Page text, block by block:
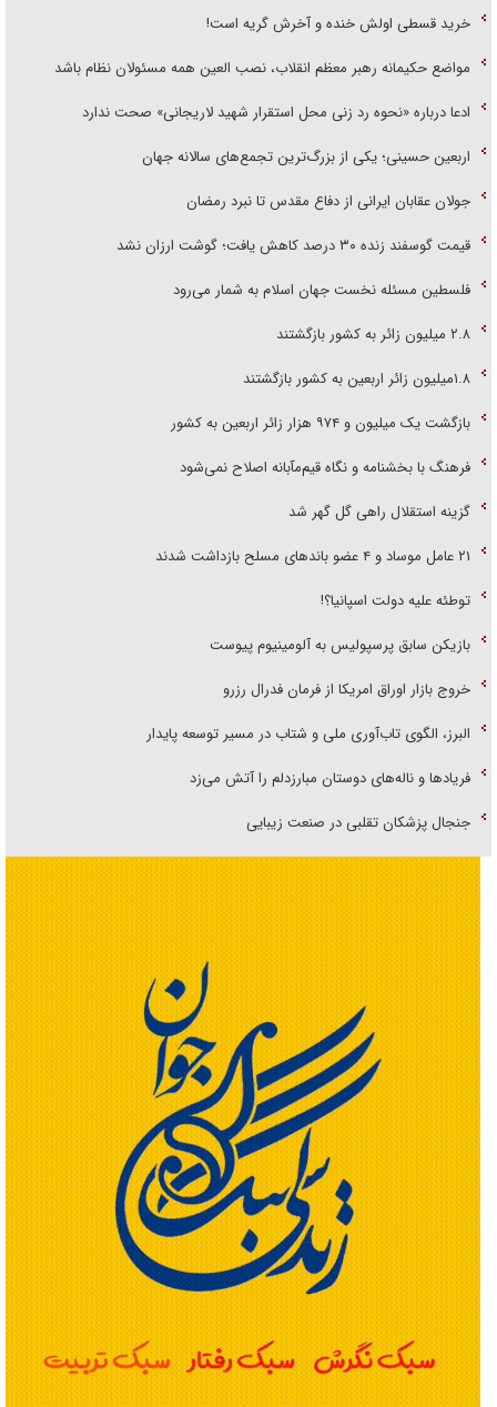
خرید قسطی اولش خنده و آخرش گریه است!
مواضع حکیمانه رهبر معظم انقلاب، نصب العین همه مسئولان نظام باشد
ادعا درباره «نحوه رد زنی محل استقرار شهید لاریجانی» صحت ندارد
اربعین حسینی؛ یکی از بزرگ‌ترین تجمع‌های سالانه جهان
جولان عقابان ایرانی از دفاع مقدس تا نبرد رمضان
قیمت گوسفند زنده ۳۰ درصد کاهش یافت؛ گوشت ارزان نشد
فلسطین مسئله نخست جهان اسلام به شمار می‌رود
۲.۸ میلیون زائر به کشور بازگشتند
۱.۸میلیون زائر اربعین به کشور بازگشتند
بازگشت یک میلیون و ۹۷۴ هزار زائر اربعین به کشور
فرهنگ با بخشنامه و نگاه قیم‌مآبانه اصلاح نمی‌شود
گزینه استقلال راهی گل گهر شد
۲۱ عامل موساد و ۴ عضو باند‌های مسلح بازداشت شدند
توطئه علیه دولت اسپانیا؟!
بازیکن سابق پرسپولیس به آلومینیوم پیوست
خروج بازار اوراق امریکا از فرمان فدرال رزرو
البرز، الگوی تاب‌آوری ملی و شتاب در مسیر توسعه پایدار
فریاد‌ها و ناله‌های دوستان مبارزدلم را آتش می‌زد
جنجال پزشکان تقلبی در صنعت زیبایی